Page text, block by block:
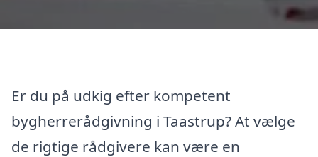
Er du på udkig efter kompetent
bygherrerådgivning i Taastrup? At vælge
de rigtige rådgivere kan være en